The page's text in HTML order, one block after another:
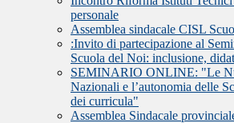
personale
Assemblea sindacale CISL
:Invito di partecipazione al
Scuola del Noi: inclusione,
SEMINARIO ONLINE: "Le
Nazionali e l’autonomia delle
dei curricula"
Assemblea Sindacale